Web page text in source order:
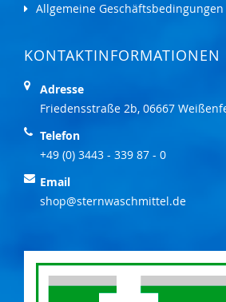
Allgemeine Geschäftsbedingungen
KONTAKTINFORMATIONEN
Adresse
Friedensstraße 2b, 06667
Telefon
+49 (0) 3443 - 339 87 - 0
Email
shop@sternwaschmittel.de